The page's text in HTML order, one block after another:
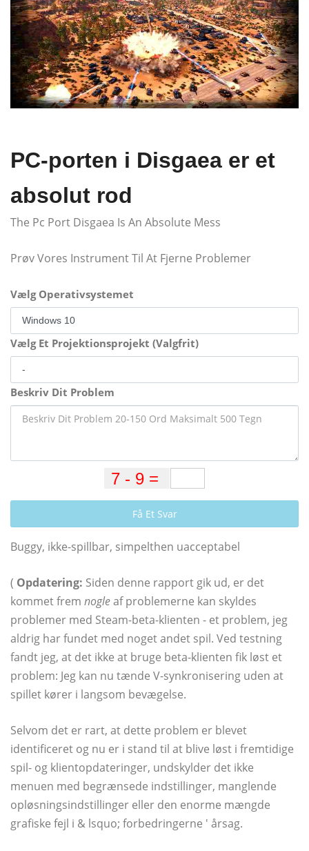
PC-porten i Disgaea er et
absolut rod
The Pc Port Disgaea Is An Absolute Mess
Prøv Vores Instrument Til At Fjerne Problemer
Vælg Operativsystemet
Vælg Et Projektionsprojekt (Valgfrit)
Beskriv Dit Problem
Få Et Svar
Buggy, ikke-spillbar, simpelthen uacceptabel
( Opdatering: Siden denne rapport gik ud, er det
kommet frem nogleaf problemerne kan skyldes
problemer med Steam-beta-klienten - et problem, jeg
aldrig har fundet med noget andet spil. Ved testning
fandt jeg, at det ikke at bruge beta-klienten fik løst et
problem: Jeg kan nu tænde V-synkronisering uden at
spillet kører i langsom bevægelse.
Selvom det er rart, at dette problem er blevet
identificeret og nu er i stand til at blive løst i fremtidige
spil- og klientopdateringer, undskylder det ikke
menuen med begrænsede indstillinger, manglende
opløsningsindstillinger eller den enorme mængde
grafiske fejl i & lsquo; forbedringerne ' årsag.